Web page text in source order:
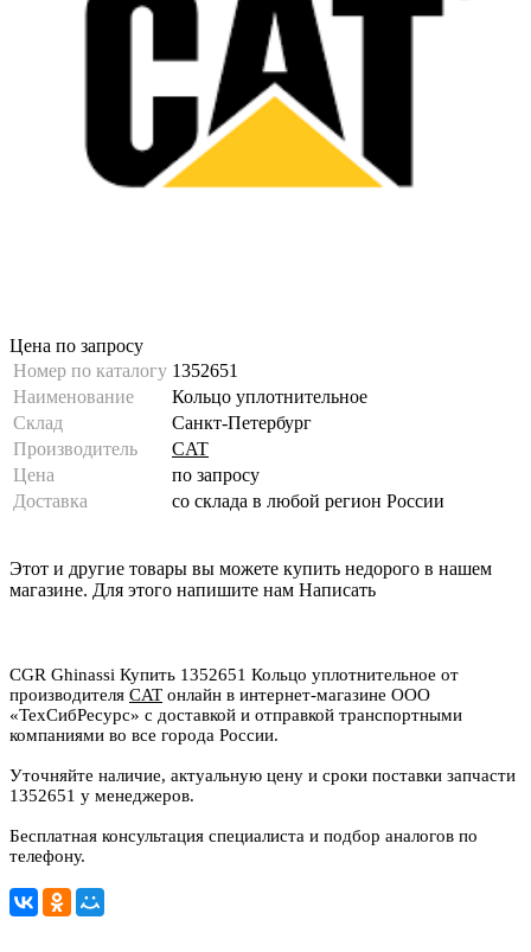
Цена по запросу
Номер по каталогу 1352651
Наименование
Кольцо уплотнительное
Склад
Санкт-Петербург
Производитель
CAT
Цена
по запросу
Доставка
со склада в любой регион России
Этот и другие товары вы можете купить недорого в нашем
магазине. Для этого напишите нам Написать
CGR Ghinassi Купить 1352651 Кольцо уплотнительное от
производителя CAT онлайн в интернет-магазине ООО
«ТехСибРесурс» с доставкой и отправкой транспортными
компаниями во все города России.
Уточняйте наличие, актуальную цену и сроки поставки запчасти
1352651 у менеджеров.
Бесплатная консультация специалиста и подбор аналогов по
телефону.